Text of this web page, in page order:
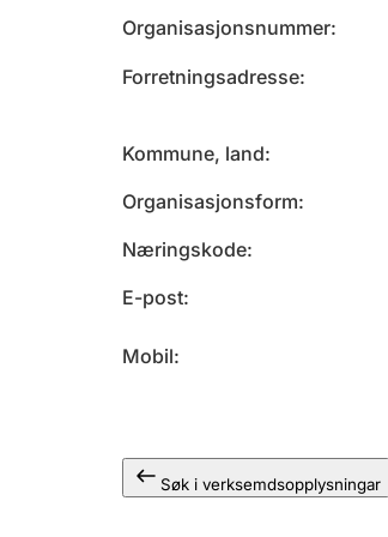
Organisasjonsnummer
Forretningsadresse
Kommune, land
Organisasjonsform
Næringskode
E-post
Mobil
Søk i verksemdsopplysningar